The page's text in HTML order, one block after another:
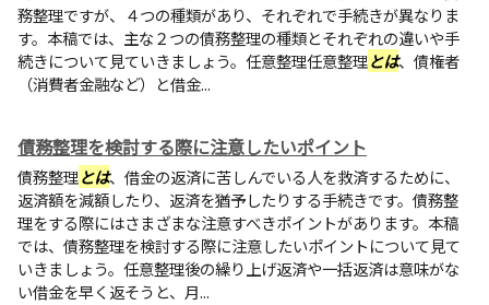
務整理ですが、４つの種類があり、それぞれで手続きが異なりま
す。本稿では、主な２つの債務整理の種類とそれぞれの違いや手
続きについて見ていきましょう。任意整理任意整理とは、債権者
（消費者金融など）と借金...
債務整理を検討する際に注意したいポイント
債務整理とは、借金の返済に苦しんでいる人を救済するために、
返済額を減額したり、返済を猶予したりする手続きです。債務整
理をする際にはさまざまな注意すべきポイントがあります。本稿
では、債務整理を検討する際に注意したいポイントについて見て
いきましょう。任意整理後の繰り上げ返済や一括返済は意味がな
い借金を早く返そうと、月...